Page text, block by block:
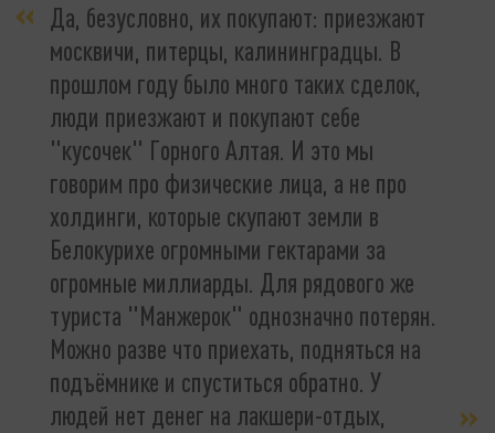
Да, безусловно, их покупают: приезжают
москвичи, питерцы, калининградцы. В
прошлом году было много таких сделок,
люди приезжают и покупают себе
"кусочек" Горного Алтая. И это мы
говорим про физические лица, а не про
холдинги, которые скупают земли в
Белокурихе огромными гектарами за
огромные миллиарды. Для рядового же
туриста "Манжерок" однозначно потерян.
Можно разве что приехать, подняться на
подъёмнике и спуститься обратно. У
людей нет денег на лакшери-отдых,